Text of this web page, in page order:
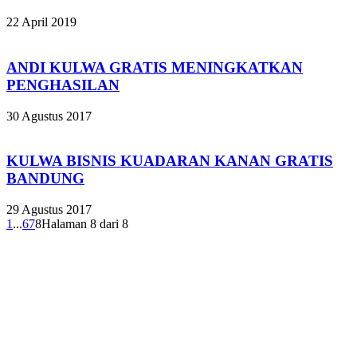
22 April 2019
ANDI KULWA GRATIS MENINGKATKAN
PENGHASILAN
30 Agustus 2017
KULWA BISNIS KUADARAN KANAN GRATIS
BANDUNG
29 Agustus 2017
1 ...678Halaman 8 dari 8